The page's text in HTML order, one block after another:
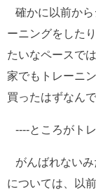
確かに以前から
ーニングをした
たいなペースで
家でもトレーニ
買ったはずなん
----ところがト
がんばれないみ
については、以